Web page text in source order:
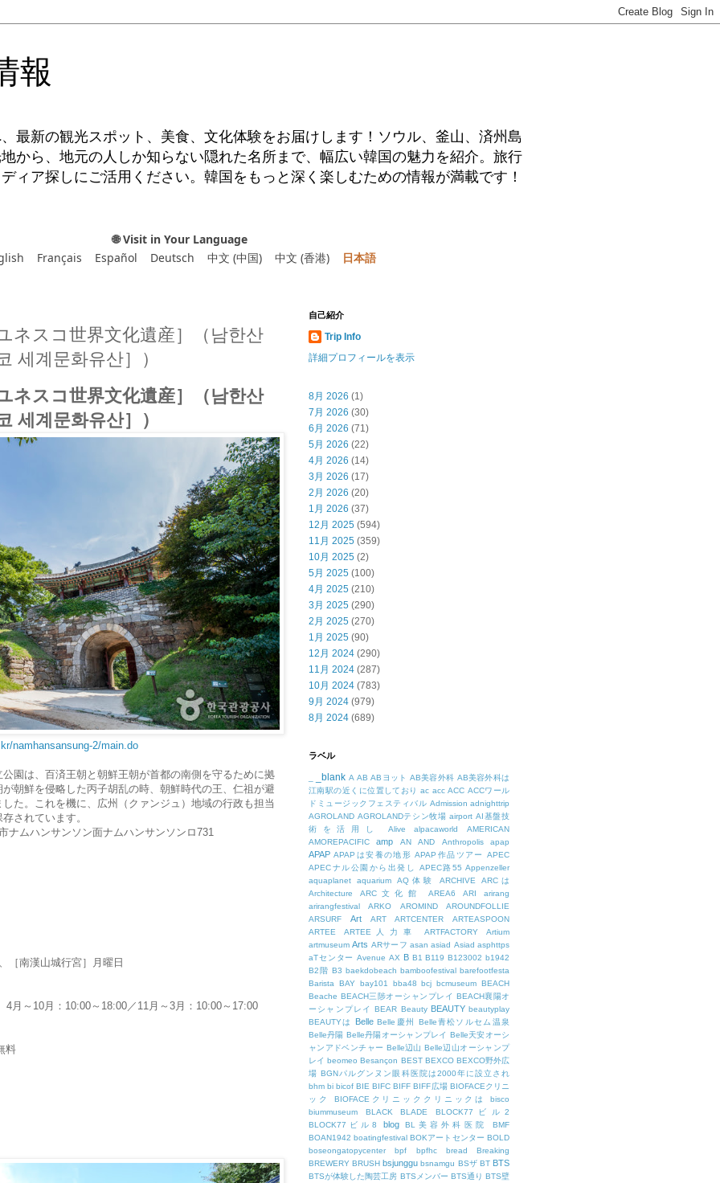
報
最新の観光スポット、美食、文化体験をお届けします！ソウル、釜山、済州島
から、地元の人しか知らない隠れた名所まで、幅広い韓国の魅力を紹介。旅行
ィア探しにご活用ください。韓国をもっと深く楽しむための情報が満載です！
🌐 Visit in Your Language
Français Español Deutsch 中文 (中国) 中文 (香港) 日本語
ネスコ世界文化遺産］（남한산
세계문화유산］）
ネスコ世界文化遺産］（남한산
세계문화유산］）
namhansansung-2/main.do
園は、百済王朝と朝鮮王朝が首都の南側を守るために拠
朝鮮を侵略した丙子胡乱の時、朝鮮時代の王、仁祖が避
た。これを機に、広州（クァンジュ）地域の行政も担当
されています。
ナムハンサンソン面ナムハンサンソンロ731
［南漢山城行宮］月曜日
月～10月：10:00～18:00／11月～3月：10:00～17:00
料
自己紹介
Trip Info
詳細プロフィールを表示
8月 2026 (1)
7月 2026 (30)
6月 2026 (71)
5月 2026 (22)
4月 2026 (14)
3月 2026 (17)
2月 2026 (20)
1月 2026 (37)
12月 2025 (594)
11月 2025 (359)
10月 2025 (2)
5月 2025 (100)
4月 2025 (210)
3月 2025 (290)
2月 2025 (270)
1月 2025 (90)
12月 2024 (290)
11月 2024 (287)
10月 2024 (783)
9月 2024 (979)
8月 2024 (689)
ラベル
_blank A AB ABヨット AB美容外科 AB美容外科は
江南駅の近くに位置しており ac acc ACC ACCワール
ドミュージックフェスティバル Admission adnighttrip
AGROLAND AGROLANDテシン牧場 airport AI基盤技
術を活用し
Alive alpacaworld
AMERICAN
AMOREPACIFIC
amp AN AND Anthropolis apap
APAP APAPは安養の地形 APAP作品ツアー
APEC
APECナル公園から出発し
APEC路55 Appenzeller
aquaplanet
aquarium AQ体験 ARCHIVE
ARCは
Architecture
ARC文化館 AREA6 ARI
arirang
arirangfestival
ARKO AROMIND
AROUNDFOLLIE
ARSURF
Art ART ARTCENTER
ARTEASPOON
ARTEE
ARTEE人力車 ARTFACTORY
Artium
artmuseum Arts ARサーフ asan asiad Asiad asphttps
aTセンター Avenue AX B B1 B119 B123002 b1942
B2階 B3 baekdobeach bamboofestival barefootfesta
Barista
BAY bay101 bba48 bcj bcmuseum BEACH
Beache BEACH三陟オーシャンプレイ BEACH襄陽オ
ーシャンプレイ
BEAR Beauty BEAUTY beautyplay
BEAUTYは
Belle Belle慶州
Belle青松ソルセム温泉
Belle丹陽 Belle丹陽オーシャンプレイ Belle天安オーシ
ャンアドベンチャー Belle辺山 Belle辺山オーシャンプ
レイ beomeo Besançon BEST BEXCO BEXCO野外広
場 BGNパルグンヌン眼科医院は2000年に設立され
bhm bi bicof BIE BIFC BIFF BIFF広場 BIOFACEクリニ
ック
BIOFACEクリニッククリニックは
bisco
biummuseum
BLACK BLADE
BLOCK77ビル2
BLOCK77ビル8
blog BL美容外科医院
BMF
BOAN1942 boatingfestival BOKアートセンター BOLD
boseongatopycenter
bpf bpfhc bread
Breaking
BREWERY BRUSH bsjunggu bsnamgu BSザ BT BTS
BTSが体験した陶芸工房 BTSメンバー BTS通り BTS壁